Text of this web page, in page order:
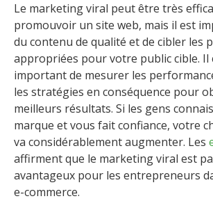
Le marketing viral peut être très
promouvoir un site web, mais il est
du contenu de qualité et de cibler les
appropriées pour votre public cible. Il
important de mesurer les
les stratégies en conséquence pour
meilleurs résultats. Si les gens
marque et vous fait confiance, votre
va considérablement augmenter. Les
affirment que le marketing viral est
avantageux pour les entrepreneurs
e-commerce.